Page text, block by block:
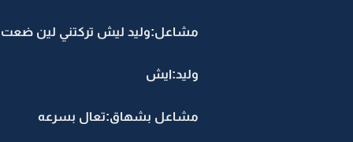
مشاعل:وليد ليش تركتني لين
وليد:ايش
مشاعل بشهاق:تعال بسرعه